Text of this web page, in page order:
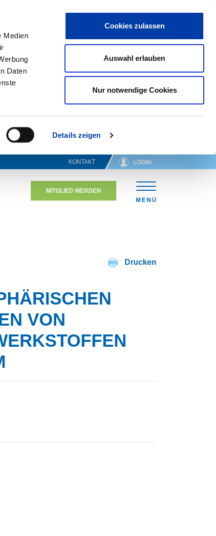
Medien
Daten
Details zeigen
Cookies zulassen
Auswahl erlauben
Nur notwendige Cookies
KONTAKT LOGIN
MITGLIED WERDEN
MENÜ
Drucken
VON B
A